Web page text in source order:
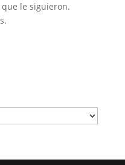
le siguieron.